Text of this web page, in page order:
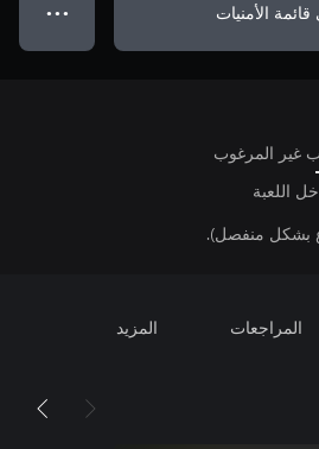
الأمنيات ● ● ●
المرغوب
اللعبة
بشكل منفصل).
المراجعات المزيد